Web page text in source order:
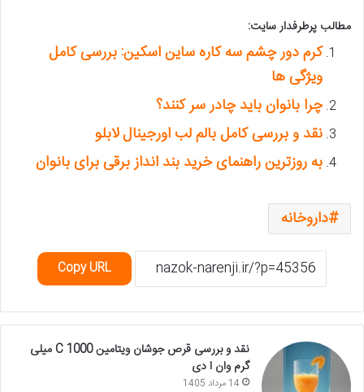
مطالب پرطرفدار سایت:
کرم دور چشم سه کاره ساین اسکین: بررسی کامل
ویژگی ها
چرا بانوان باید چادر سر کنند؟
نقد و بررسی کامل بالم لب اورجینال لابلو
به روزترین راهنمای خرید بند انداز برقی برای بانوان
داروخانه
Copy URL
نقد و بررسی قرص جوشان ویتامین C 1000 میلی
گرم وان ا دی
14 مرداد 1405